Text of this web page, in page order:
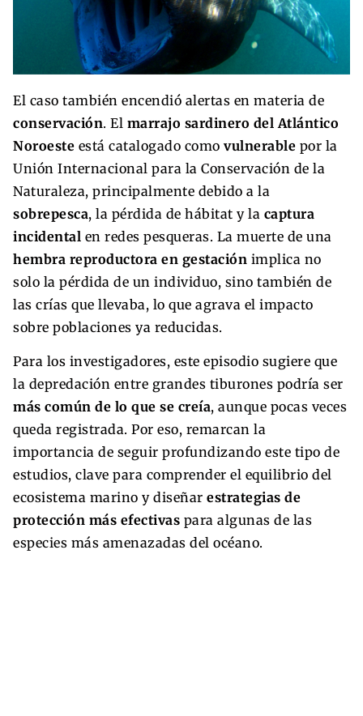
El caso también encendió alertas en materia de
conservación. El marrajo sardinero del Atlántico
Noroeste está catalogado como vulnerable por la
Unión Internacional para la Conservación de la
Naturaleza, principalmente debido a la
sobrepesca, la pérdida de hábitat y la captura
incidental en redes pesqueras. La muerte de una
hembra reproductora en gestación implica no
solo la pérdida de un individuo, sino también de
las crías que llevaba, lo que agrava el impacto
sobre poblaciones ya reducidas.
Para los investigadores, este episodio sugiere que
la depredación entre grandes tiburones podría ser
más común de lo que se creía, aunque pocas veces
queda registrada. Por eso, remarcan la
importancia de seguir profundizando este tipo de
estudios, clave para comprender el equilibrio del
ecosistema marino y diseñar estrategias de
protección más efectivas para algunas de las
especies más amenazadas del océano.